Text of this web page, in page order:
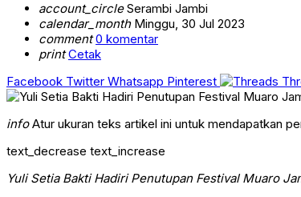
account_circleSerambi Jambi
calendar_monthMinggu, 30 Jul 2023
comment 0 komentar
print Cetak
Facebook Twitter Whatsapp Pinterest
infoAtur ukuran teks artikel ini untuk mendapatkan
text_decrease text_increase
Yuli Setia Bakti Hadiri Penutupan Festival Muaro